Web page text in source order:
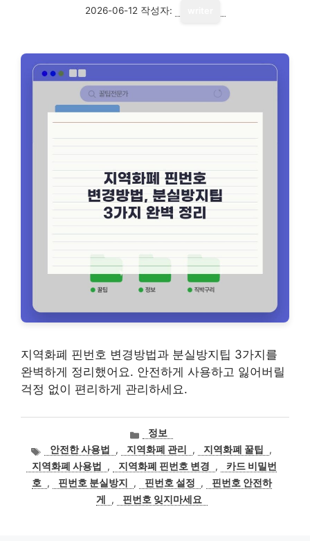
2026-06-12 작성자:
지역화폐 핀번호 변경방법과 분실방지팁 3가지를
완벽하게 정리했어요. 안전하게 사용하고 잃어버릴
걱정 없이 편리하게 관리하세요.
카
테
고
리
정보
태
그
안전한 사용법 , 지역화폐 관리 , 지역화폐 꿀팁
,
지역화폐 사용법
, 지역화폐 핀번호 변경 ,
카드 비밀번
호 , 핀번호 분실방지 , 핀번호 설정 ,
핀번호 안전하
게
, 핀번호 잊지마세요